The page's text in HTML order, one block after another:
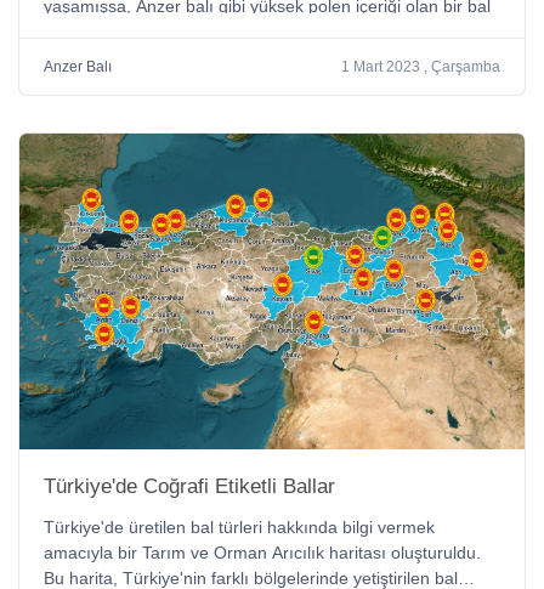
yaşamışsa, Anzer balı gibi yüksek polen içeriği olan bir bal
testi, kişinin bal veya polenlere karşı alerjik olup olmadığını
reaksiyon riskini en aza indirmesine yardımcı olabilir.
Ancak, alerji testi yapılmamış olsa bile, genellikle bal alerjisi
olmayan kişiler Anzer balı gibi yüksek kaliteli balları
tüketebilirler. Bununla birlikte, herhangi bir alerjik reaksiyon
veya diğer sağlık sorunları yaşarsanız, bir sağlık uzmanına
danışmanız önerilir.
Anzer Balı 1 Mart 2023 , Çarşamba
Türkiye'de Coğrafi Etiketli Ballar
Türkiye'de üretilen bal türleri hakkında bilgi vermek
amacıyla bir Tarım ve Orman Arıcılık haritası oluşturuldu.
Bu harita, Türkiye'nin farklı bölgelerinde yetiştirilen bal